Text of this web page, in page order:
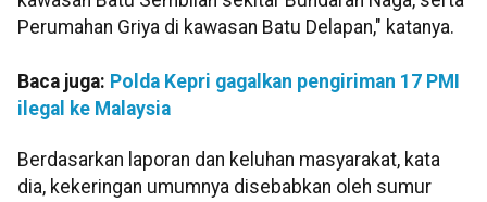
Perumahan Griya di kawasan Batu Delapan," katanya.
Baca juga: Polda Kepri gagalkan pengiriman 17 PMI
ilegal ke Malaysia
Berdasarkan laporan dan keluhan masyarakat, kata
dia, kekeringan umumnya disebabkan oleh sumur